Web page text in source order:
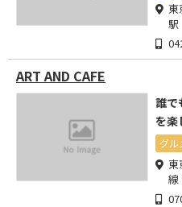
駅
ART AND CAFE
誰で
を楽
グル
線